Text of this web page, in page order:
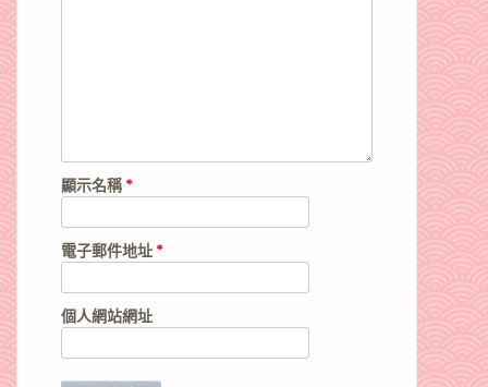
顯示名稱*
電子郵件地址 *
個人網站網址